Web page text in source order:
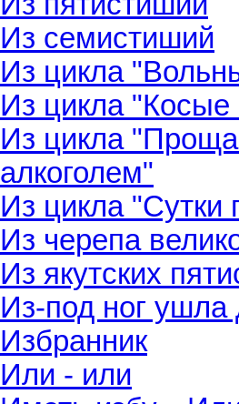
Из семистиший
Из цикла
Из цикла "Косые
Из цикла
алкоголем"
Из цикла "Сутки
Из черепа
Из якутских
Из-под ног ушла
Избранник
Или - или